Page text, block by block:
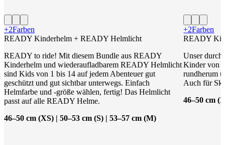
+2Farben
READY Kinderhelm + READY Helmlicht
READY to ride! Mit diesem Bundle aus READY
Kinderhelm und wiederaufladbarem READY Helmlicht
sind Kids von 1 bis 14 auf jedem Abenteuer gut
geschützt und gut sichtbar unterwegs. Einfach
Helmfarbe und -größe wählen, fertig! Das Helmlicht
passt auf alle READY Helme.
46–50 cm (XS) | 50–53 cm (S) | 53–57 cm (M)
+2Farben
READY
Unser
Kinder von
rundherum
Auch für
46–50 cm